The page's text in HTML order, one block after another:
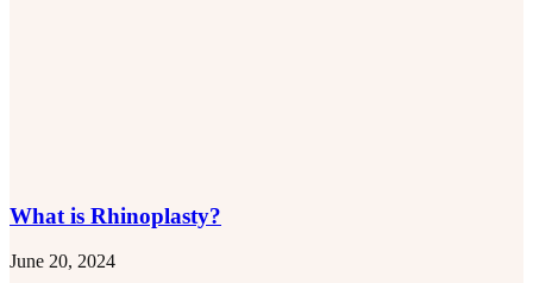
What is Rhinoplasty?
June 20, 2024